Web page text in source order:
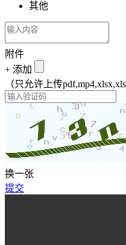
其他
附件
+ 添加
（只允许上传
换一张
提交